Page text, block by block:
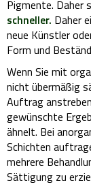
Pigmente. Daher
schneller. Daher
neue Künstler
Form und
Wenn Sie mit
nicht übermäßig
Auftrag
gewünschte
ähnelt. Bei
Schichten
mehrere
Sättigung zu